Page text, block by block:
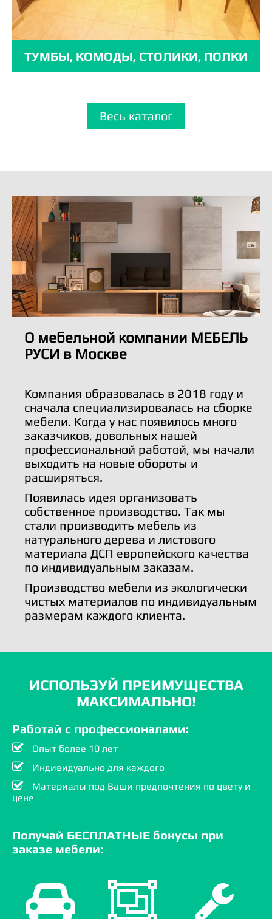
ТУМБЫ, КОМОДЫ, СТОЛИКИ, ПОЛКИ
Весь каталог
О мебельной компании МЕБЕЛЬ
РУСИ в Москве
Компания образовалась в 2018 году и
сначала специализировалась на сборке
мебели. Когда у нас появилось много
заказчиков, довольных нашей
профессиональной работой, мы начали
выходить на новые обороты и
расширяться.
Появилась идея организовать
собственное производство. Так мы
стали производить мебель из
натурального дерева и листового
материала ДСП европейского качества
по индивидуальным заказам.
Производство мебели из экологически
чистых материалов по индивидуальным
размерам каждого клиента.
ИСПОЛЬЗУЙ ПРЕИМУЩЕСТВА
МАКСИМАЛЬНО!
Работай с профессионалами:
Опыт более 10 лет
Индивидуально для каждого
Материалы под Ваши предпочтения по цвету и
цене
Получай БЕСПЛАТНЫЕ бонусы при
заказе мебели: